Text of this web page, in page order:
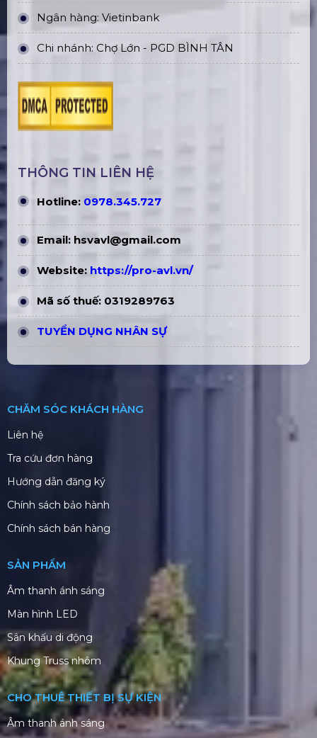
Ngân hàng: Vietinbank
Chi nhánh: Chợ Lớn - PGD BÌNH TÂN
THÔNG TIN LIÊN HỆ
Hotline: 0978.345.727
Email: hsvavl@gmail.com
Website: https://pro-avl.vn/
Mã số thuế: 0319289763
TUYỂN DỤNG NHÂN SỰ
CHĂM SÓC KHÁCH HÀNG
Liên hệ
Tra cứu đơn hàng
Hướng dẫn đăng ký
Chính sách bảo hành
Chính sách bán hàng
SẢN PHẨM
Âm thanh ánh sáng
Màn hình LED
Sân khấu di động
Khung Truss nhôm
CHO THUÊ THIẾT BỊ SỰ KIỆN
Âm thanh ánh sáng